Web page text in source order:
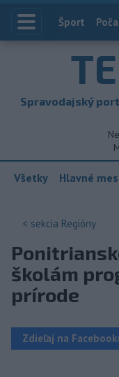
Index
Šport
Spravodajský
Všetky Hlavné
< sekcia Regióny
školám
prírode
Zdieľaj na